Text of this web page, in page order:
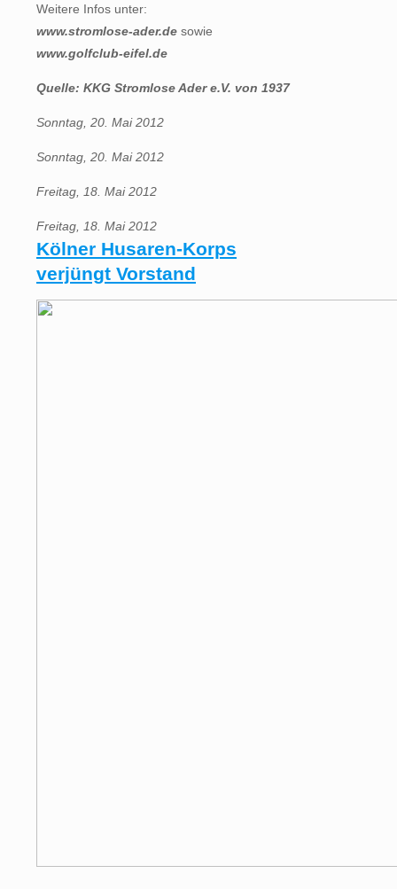
Weitere Infos unter:
www.stromlose-ader.de sowie
www.golfclub-eifel.de
Quelle: KKG Stromlose Ader e.V. von 1937
Sonntag, 20. Mai 2012
Sonntag, 20. Mai 2012
Freitag, 18. Mai 2012
Freitag, 18. Mai 2012
Kölner Husaren-Korps